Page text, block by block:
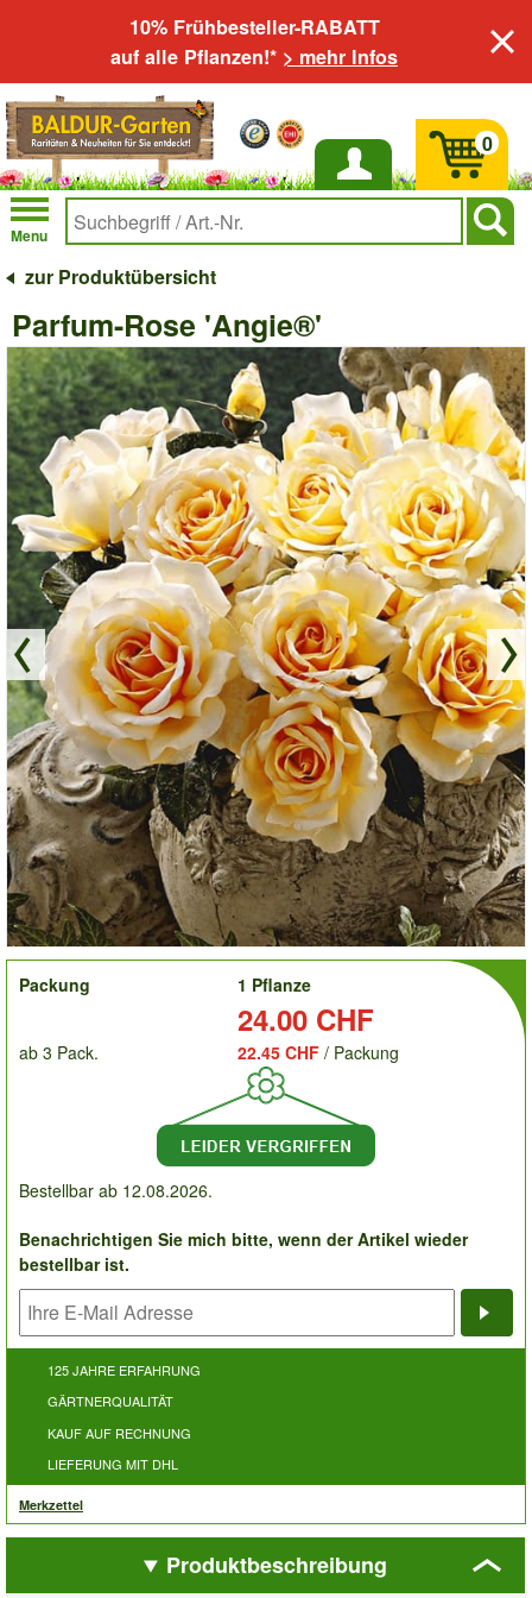
10% Frühbesteller-RABATT
auf alle Pflanzen!* > mehr Infos
Anmelden
Menu
0
zur Produktübersicht
Parfum-Rose 'Angie®'
order
Packung
1 Pflanze
24.00 CHF
ab 3 Pack. 22.45 CHF / Packung
Bestellbar ab 12.08.2026.
Benachrichtigen Sie mich bitte, wenn der Artikel wieder
bestellbar ist.
125 JAHRE ERFAHRUNG
GÄRTNERQUALITÄT
KAUF AUF RECHNUNG
LIEFERUNG MIT DHL
Merkzettel
Produktbeschreibung